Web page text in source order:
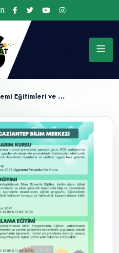
Yaz Dönemi Eğitimleri ve Bilim Etkinlikleri Başlıyor!